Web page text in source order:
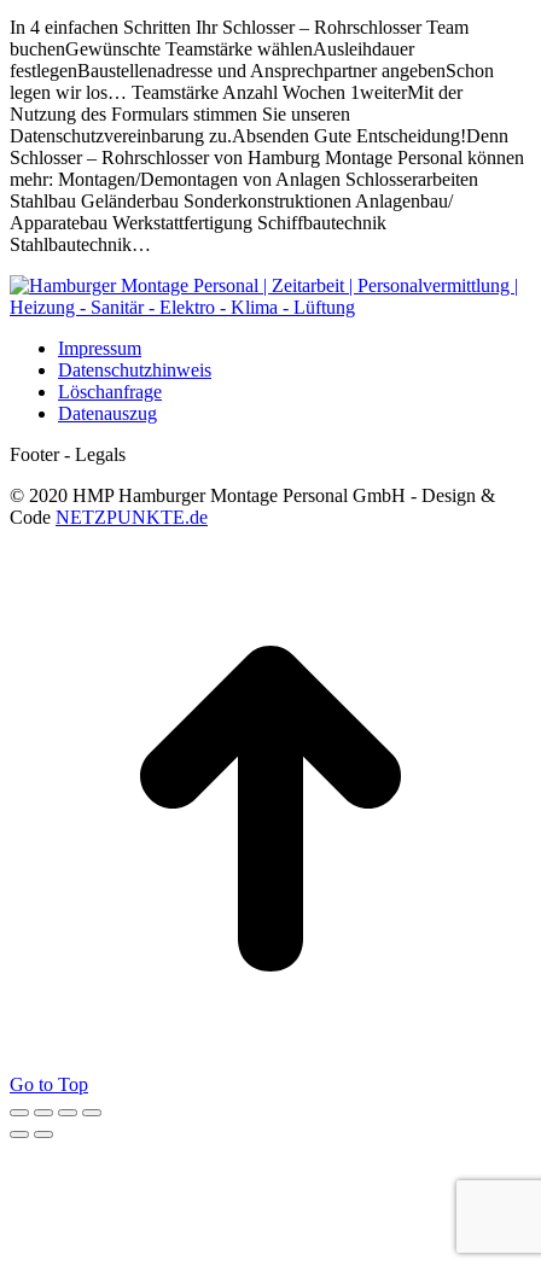
In 4 einfachen Schritten Ihr Schlosser – Rohrschlosser Team
buchenGewünschte Teamstärke wählenAusleihdauer
festlegenBaustellenadresse und Ansprechpartner angebenSchon
legen wir los… Teamstärke Anzahl Wochen 1weiterMit der
Nutzung des Formulars stimmen Sie unseren
Datenschutzvereinbarung zu.Absenden Gute Entscheidung!Denn
Schlosser – Rohrschlosser von Hamburg Montage Personal können
mehr: Montagen/Demontagen von Anlagen Schlosserarbeiten
Stahlbau Geländerbau Sonderkonstruktionen Anlagenbau/
Apparatebau Werkstattfertigung Schiffbautechnik
Stahlbautechnik…
Impressum
Datenschutzhinweis
Löschanfrage
Datenauszug
Footer - Legals
© 2020 HMP Hamburger Montage Personal GmbH - Design &
Code NETZPUNKTE.de
Go to Top